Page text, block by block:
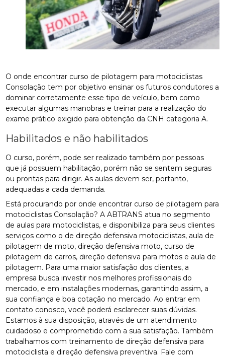
O onde encontrar curso de pilotagem para motociclistas
Consolação tem por objetivo ensinar os futuros condutores a
dominar corretamente esse tipo de veículo, bem como
executar algumas manobras e treinar para a realização do
exame prático exigido para obtenção da CNH categoria A.
Habilitados e não habilitados
O curso, porém, pode ser realizado também por pessoas
que já possuem habilitação, porém não se sentem seguras
ou prontas para dirigir. As aulas devem ser, portanto,
adequadas a cada demanda.
Está procurando por onde encontrar curso de pilotagem para
motociclistas Consolação? A ABTRANS atua no segmento
de aulas para motociclistas, e disponibiliza para seus clientes
serviços como o de direção defensiva motociclistas, aula de
pilotagem de moto, direção defensiva moto, curso de
pilotagem de carros, direção defensiva para motos e aula de
pilotagem. Para uma maior satisfação dos clientes, a
empresa busca investir nos melhores profissionais do
mercado, e em instalações modernas, garantindo assim, a
sua confiança e boa cotação no mercado. Ao entrar em
contato conosco, você poderá esclarecer suas dúvidas.
Estamos à sua disposição, através de um atendimento
cuidadoso e comprometido com a sua satisfação. Também
trabalhamos com treinamento de direção defensiva para
motociclista e direção defensiva preventiva. Fale com